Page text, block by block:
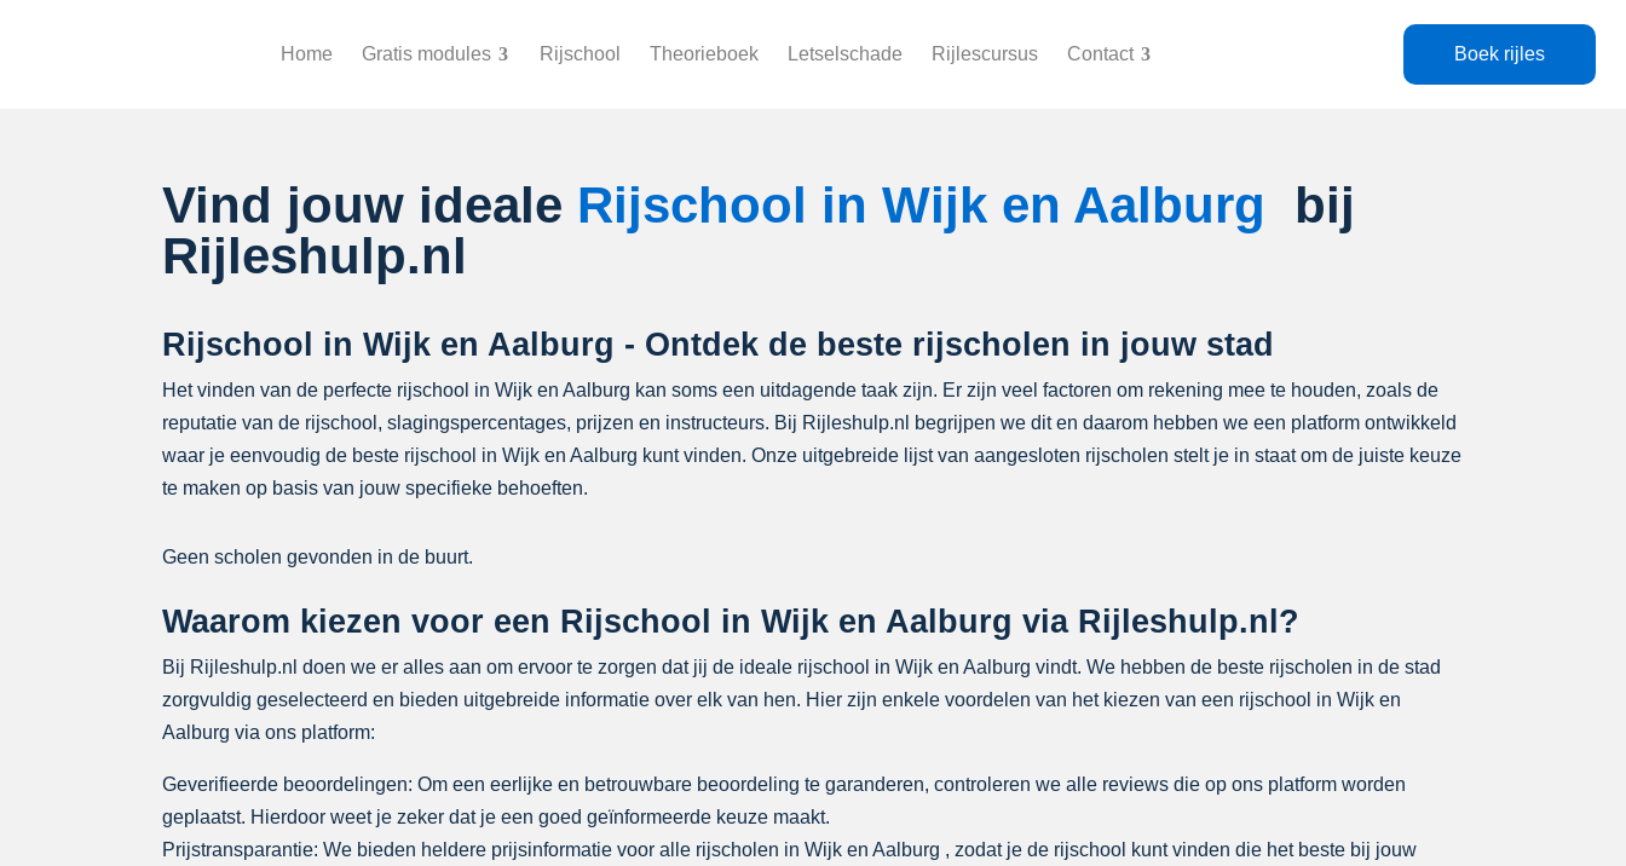
Home Gratis modules Rijschool Theorieboek Letselschade Rijlescursus Contact Boek rijles
Vind jouw ideale Rijschool in Wijk en Aalburg
bij
Rijleshulp.nl
Rijschool in Wijk en Aalburg - Ontdek de beste rijscholen in jouw stad
Het vinden van de perfecte rijschool in Wijk en Aalburg kan soms een uitdagende taak zijn. Er zijn veel factoren om rekening mee te houden, zoals de
reputatie van de rijschool, slagingspercentages, prijzen en instructeurs. Bij Rijleshulp.nl begrijpen we dit en daarom hebben we een platform ontwikkeld
waar je eenvoudig de beste rijschool in Wijk en Aalburg kunt vinden. Onze uitgebreide lijst van aangesloten rijscholen stelt je in staat om de juiste keuze
te maken op basis van jouw specifieke behoeften.
Geen scholen gevonden in de buurt.
Waarom kiezen voor een Rijschool in Wijk en Aalburg via Rijleshulp.nl?
Bij Rijleshulp.nl doen we er alles aan om ervoor te zorgen dat jij de ideale rijschool in Wijk en Aalburg vindt. We hebben de beste rijscholen in de stad
zorgvuldig geselecteerd en bieden uitgebreide informatie over elk van hen. Hier zijn enkele voordelen van het kiezen van een rijschool in Wijk en
Aalburg via ons platform:
Geverifieerde beoordelingen: Om een eerlijke en betrouwbare beoordeling te garanderen, controleren we alle reviews die op ons platform worden
geplaatst. Hierdoor weet je zeker dat je een goed geïnformeerde keuze maakt.
Prijstransparantie: We bieden heldere prijsinformatie voor alle rijscholen in Wijk en Aalburg , zodat je de rijschool kunt vinden die het beste bij jouw